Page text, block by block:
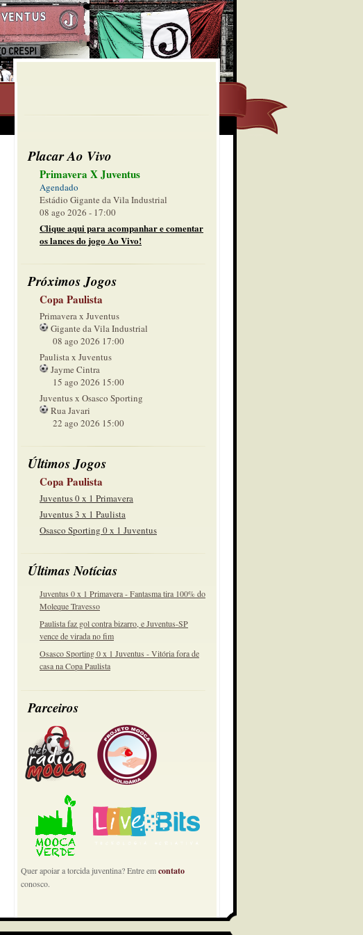
Placar Ao Vivo
Primavera X Juventus
Agendado
Estádio Gigante da Vila Industrial
08 ago 2026 - 17:00
Clique aqui para acompanhar e comentar
os lances do jogo Ao Vivo!
Próximos Jogos
Copa Paulista
Primavera x Juventus
Gigante da Vila Industrial
08 ago 2026 17:00
Paulista x Juventus
Jayme Cintra
15 ago 2026 15:00
Juventus x Osasco Sporting
Rua Javari
22 ago 2026 15:00
Últimos Jogos
Copa Paulista
Juventus 0 x 1 Primavera
Juventus 3 x 1 Paulista
Osasco Sporting 0 x 1 Juventus
Últimas Notícias
Juventus 0 x 1 Primavera - Fantasma tira 100% do
Moleque Travesso
Paulista faz gol contra bizarro, e Juventus-SP
vence de virada no fim
Osasco Sporting 0 x 1 Juventus - Vitória fora de
casa na Copa Paulista
Parceiros
Quer apoiar a torcida juventina? Entre emcontato
conosco.